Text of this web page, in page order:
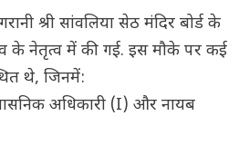
श्री सांवलिया सेठ मंदिर बोर्ड के
के नेतृत्व में की गई. इस मौके पर कई
थे, जिनमें:
अधिकारी (I) और नायब